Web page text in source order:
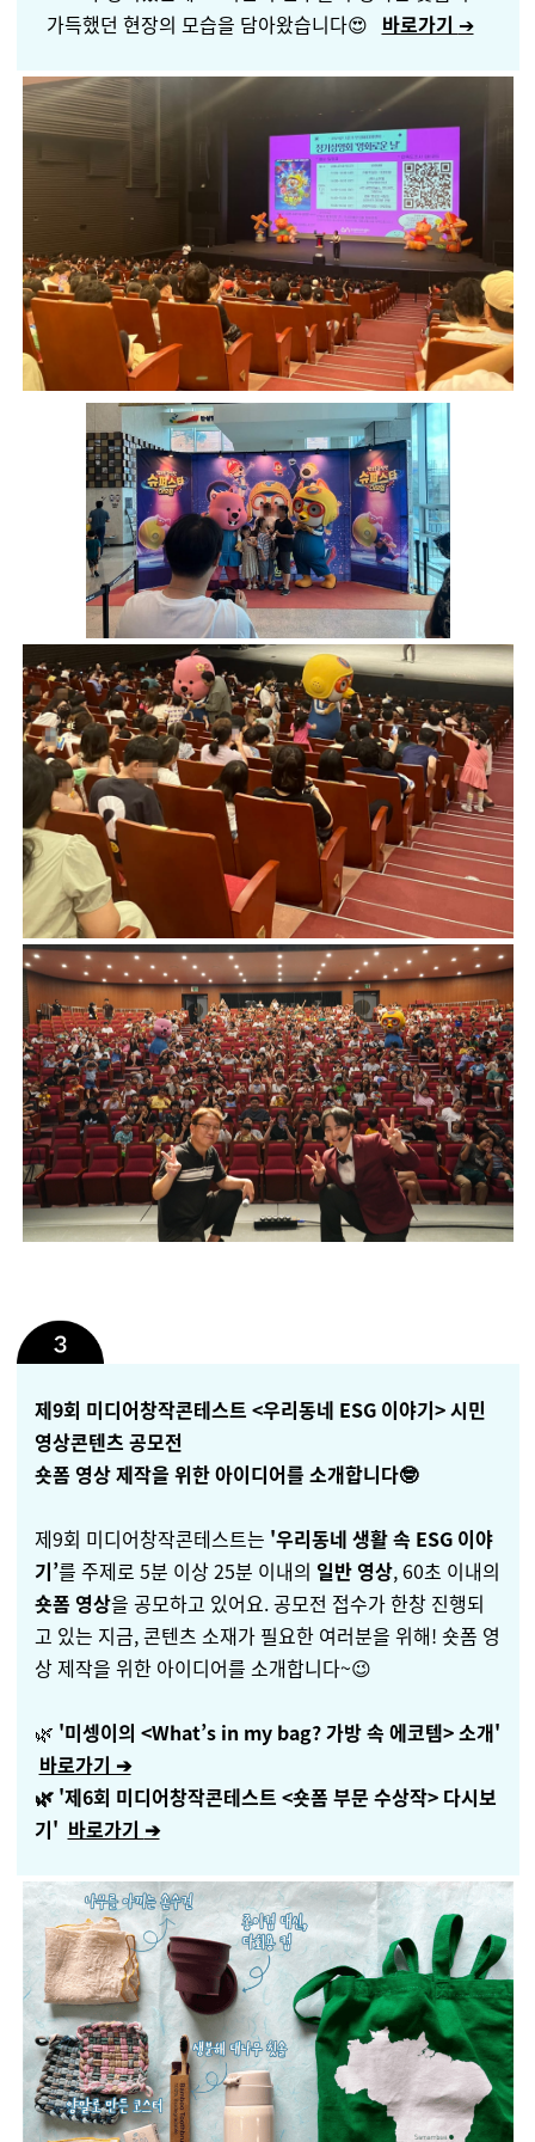
가득했던 현장의 모습을 담아왔습니다😍 바로가기 ➔
제9회 미디어창작콘테스트 <우리동네 ESG 이야기> 시민
영상콘텐츠 공모전
숏폼 영상 제작을 위한 아이디어를 소개합니다🤓
제9회 미디어창작콘테스트는 '우리동네 생활 속 ESG 이야
기’를 주제로 5분 이상 25분 이내의 일반 영상, 60초 이내의
숏폼 영상을 공모하고 있어요.공모전 접수가 한창 진행되
고 있는 지금, 콘텐츠 소재가 필요한 여러분을 위해! 숏폼 영
상 제작을 위한 아이디어를 소개합니다~😉
🌿 '미셍이의 <What’s in my bag?가방 속 에코템>소개'
바로가기 ➔
🌿 '제6회 미디어창작콘테스트 <숏폼 부문 수상작> 다시보
기' 바로가기 ➔